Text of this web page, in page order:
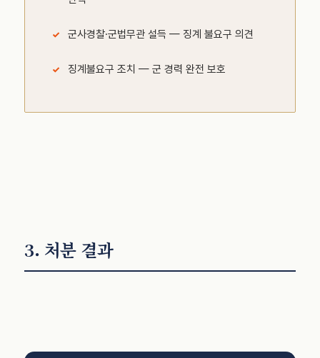
군사경찰·군법무관 설득 — 징계 불요구 의견
징계불요구 조치 — 군 경력 완전 보호
3. 처분 결과